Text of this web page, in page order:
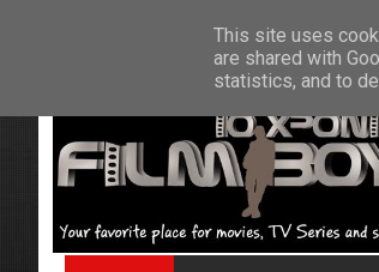
HOME ABOUT
This site uses
are shared with
statistics, and to